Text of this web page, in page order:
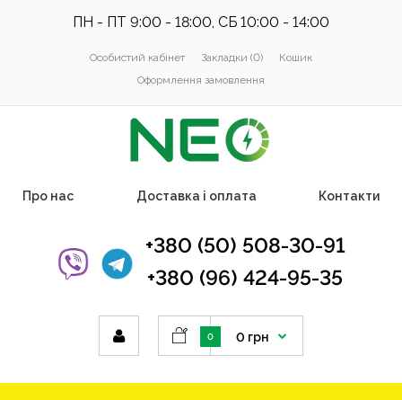
ПН - ПТ 9:00 - 18:00, СБ 10:00 - 14:00
Особистий кабінет Закладки (0)
Кошик
Оформлення замовлення
Про нас Доставка і оплата Контакти
+380 (50) 508-30-91
+380 (96) 424-95-35
0 0 грн